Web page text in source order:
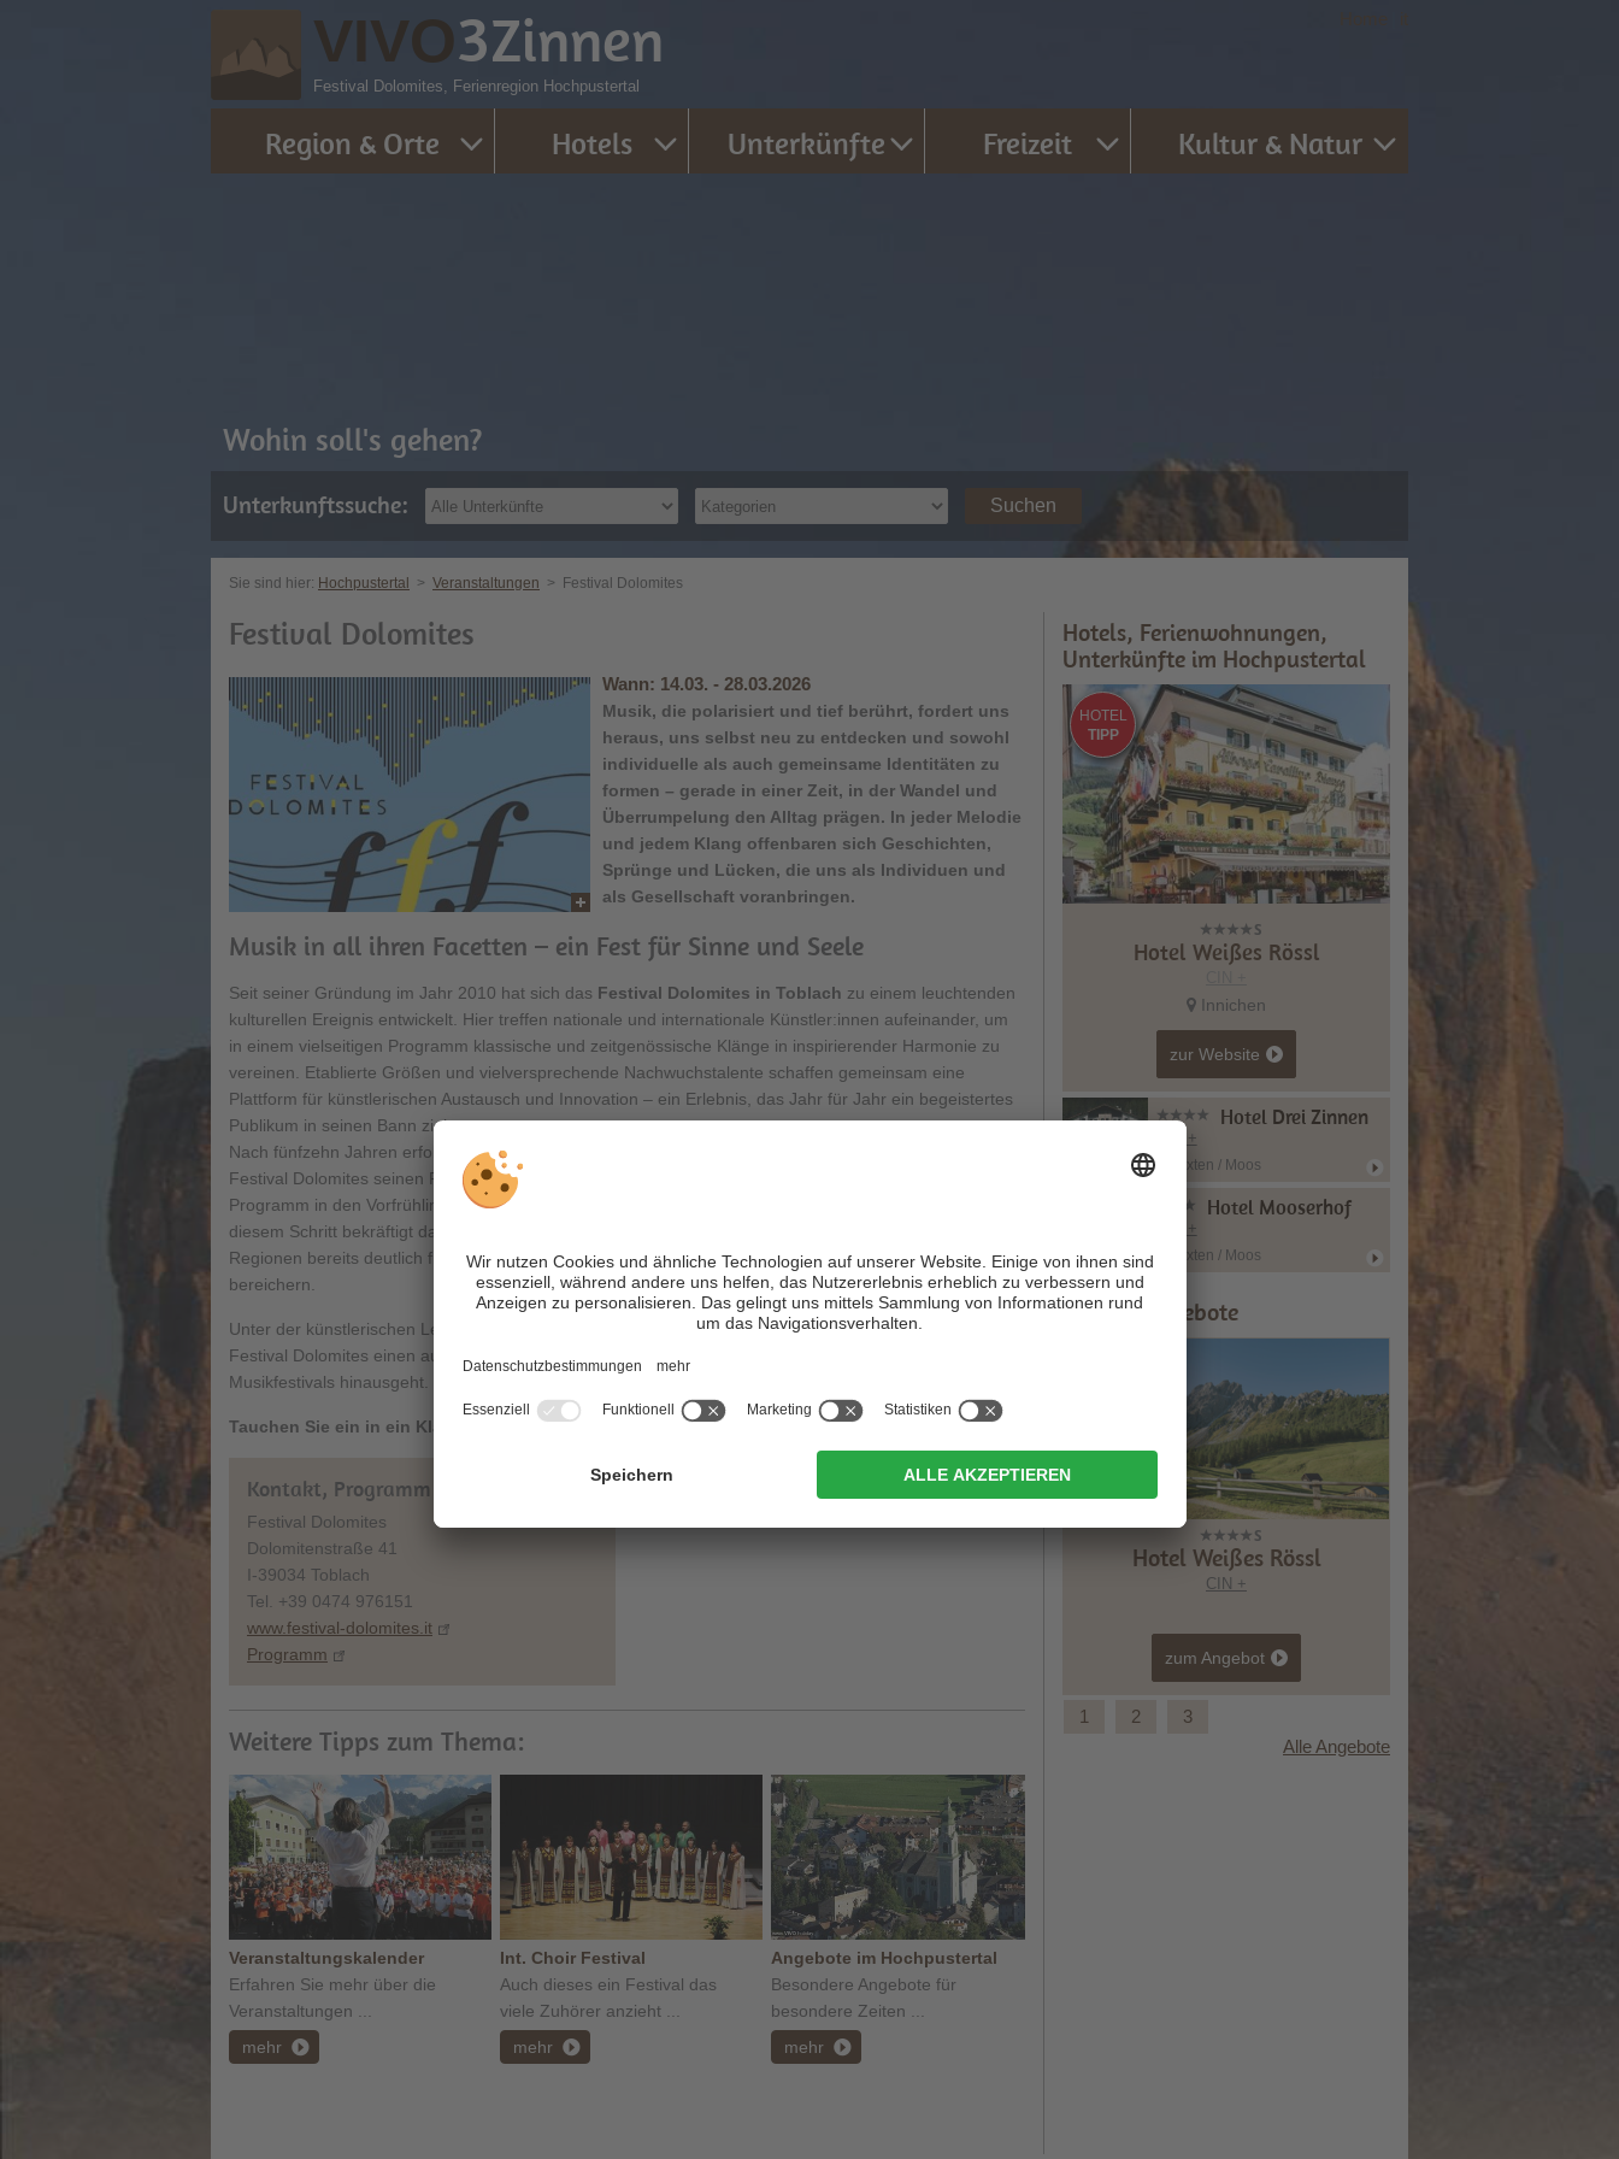
VIVO3Zinnen
Festival Dolomites, Ferienregion Hochpustertal
Wohin soll's gehen?
Unterkunftssuche: Suchen
Region & Orte Hotels Unterkünfte Freizeit Kultur & Natur
Sie sind hier: Hochpustertal > Veranstaltungen > Festival Dolomites
Festival Dolomites
Wann: 14.03. - 28.03.2026
Musik, die polarisiert und tief berührt, fordert uns
heraus, uns selbst neu zu entdecken und sowohl
individuelle als auch gemeinsame Identitäten zu
formen – gerade in einer Zeit, in der Wandel und
Überrumpelung den Alltag prägen. In jeder Melodie
und jedem Klang offenbaren sich Geschichten,
Sprünge und Lücken, die uns als Individuen und
als Gesellschaft voranbringen.
Musik in all ihren Facetten – ein Fest für Sinne und Seele
Seit seiner Gründung im Jahr 2010 hat sich das Festival Dolomites in Toblach zu einem leuchtenden
kulturellen Ereignis entwickelt. Hier treffen nationale und internationale Künstler:innen aufeinander, um
in einem vielseitigen Programm klassische und zeitgenössische Klänge in inspirierender Harmonie zu
vereinen. Etablierte Größen und vielversprechende Nachwuchstalente schaffen gemeinsam eine
Plattform für künstlerischen Austausch und Innovation – ein Erlebnis, das Jahr für Jahr ein begeistertes
Publikum in seinen Bann zieht.
Nach fünfzehn Jahren erfolgreicher Sommerausgaben im Euregio Kulturzentrum Toblach richtet das
Festival Dolomites seinen Fokus neu aus. Mit der Spielzeit 2026 wird das bislang sommerliche
Programm in den Vorfrühling verlegt und erweitert damit das kulturelle Angebot dieser frühen Saison. Mit
diesem Schritt bekräftigt das Festival seinen Anspruch, Toblach, das Pustertal und die umliegenden
Regionen bereits deutlich früher im Jahr mit musikalischen Höhepunkten von internationalem Rang zu
bereichern.
Unter der künstlerischen Leitung von undJosef Feichter (I)verspricht das
Festival Dolomites einen außergewöhnlichen Ohrenschmaus, der weit über die Grenzen herkömmlicher
Musikfestivals hinausgeht.
Tauchen Sie ein in ein Klangabenteuer, das Sie berühren und nachhaltig inspirieren wird!
Kontakt, Programm & Tickets:
Festival Dolomites
Dolomitenstraße 41
I-39034 Toblach
Tel. +39 0474 976151
www.festival-dolomites.it
Programm
Weitere Tipps zum Thema:
Veranstaltungskalender
Erfahren Sie mehr über die
Veranstaltungen ...
mehr
Int. Choir Festival
Auch dieses ein Festival das
viele Zuhörer anzieht ...
mehr
Angebote im Hochpustertal
Besondere Angebote für
besondere Zeiten ...
mehr
Hotels, Ferienwohnungen,
Unterkünfte im Hochpustertal
HOTEL
TIPP
Hotel Weißes Rössl
Innichen
zur Website
Hotel Drei Zinnen
CIN +
Sexten / Moos
Hotel Mooserhof
CIN +
Sexten / Moos
Tipps & Angebote
Hotel Weißes Rössl
CIN +
zum Angebot
1 2
3
Alle Angebote